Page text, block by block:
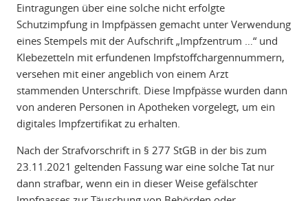
Eintragungen über eine solche nicht erfolgte
Schutzimpfung in Impfpässen gemacht unter Verwendung
eines Stempels mit der Aufschrift „Impfzentrum …“ und
Klebezetteln mit erfundenen Impfstoffchargennummern,
versehen mit einer angeblich von einem Arzt
stammenden Unterschrift. Diese Impfpässe wurden dann
von anderen Personen in Apotheken vorgelegt, um ein
digitales Impfzertifikat zu erhalten.
Nach der Strafvorschrift in § 277 StGB in der bis zum
23.11.2021 geltenden Fassung war eine solche Tat nur
dann strafbar, wenn ein in dieser Weise gefälschter